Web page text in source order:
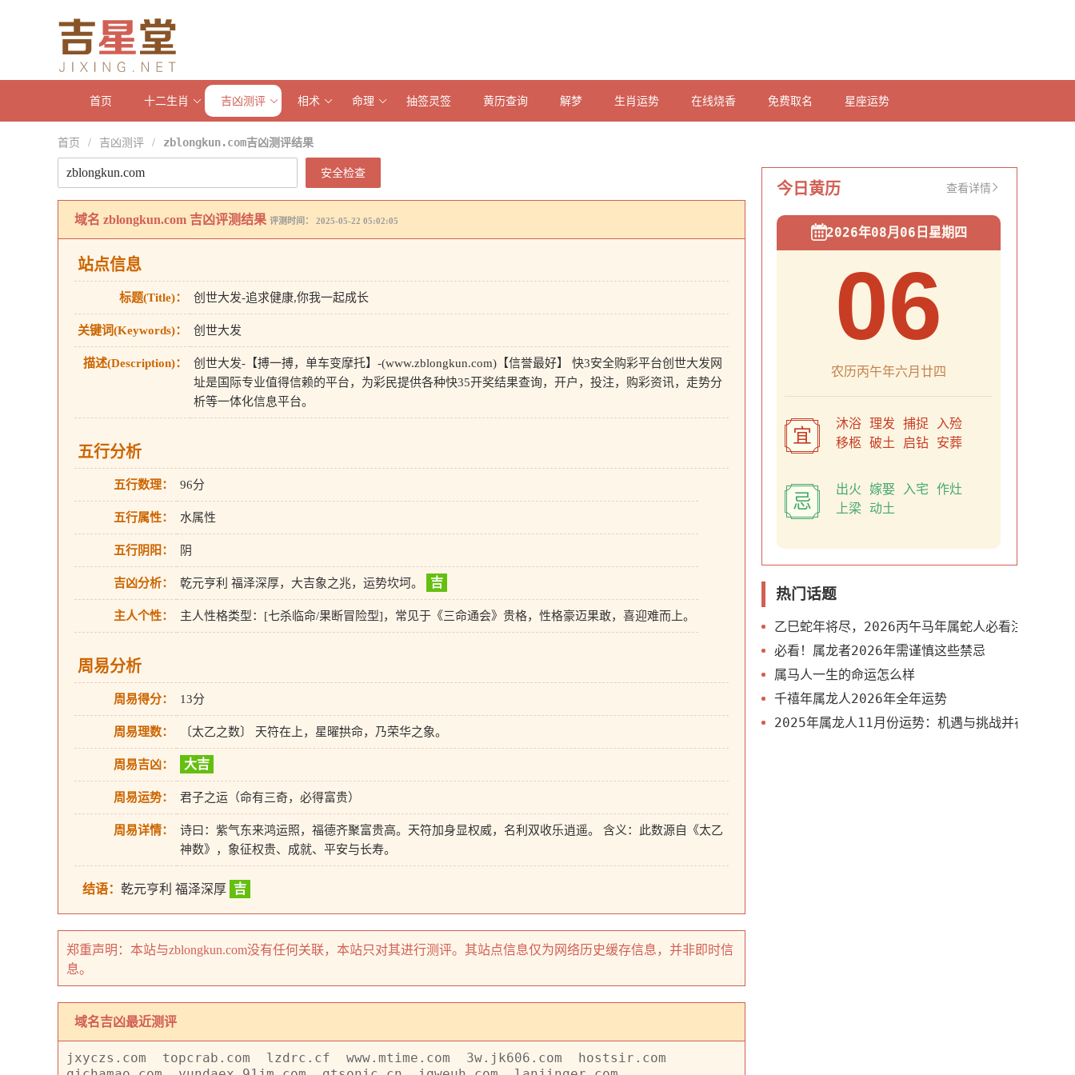
首页 十二生肖 吉凶测评 相术 命理 抽签灵签 黄历查询 解梦 生肖运势 在线烧香 免费取名 星座运势
首页 / 吉凶测评 / zblongkun.com吉凶测评结果
安全检查
域名 zblongkun.com 吉凶评测结果 评测时间： 2025-05-22 05:02:05
站点信息
标题(Title)： 创世大发-追求健康,你我一起成长
关键词(Keywords)： 创世大发
描述(Description)：
创世大发-【搏一搏，单车变摩托】-(www.zblongkun.com)【信誉最好】 快3安全购彩平台创世大发网
址是国际专业值得信赖的平台，为彩民提供各种快35开奖结果查询，开户，投注，购彩资讯，走势分
析等一体化信息平台。
五行分析
五行数理： 96分
五行属性： 水属性
五行阴阳： 阴
吉凶分析： 乾元亨利 福泽深厚，大吉象之兆，运势坎坷。 吉
主人个性： 主人性格类型：[七杀临命/果断冒险型]，常见于《三命通会》贵格，性格豪迈果敢，喜迎难而上。
周易分析
周易得分： 13分
周易理数： 〔太乙之数〕 天符在上，星曜拱命，乃荣华之象。
周易吉凶： 大吉
周易运势： 君子之运（命有三奇，必得富贵）
周易详情：
诗曰：紫气东来鸿运照，福德齐聚富贵高。天符加身显权威，名利双收乐逍遥。 含义：此数源自《太乙
神数》，象征权贵、成就、平安与长寿。
结语： 乾元亨利 福泽深厚 吉
郑重声明：本站与zblongkun.com没有任何关联，本站只对其进行测评。其站点信息仅为网络历史缓存信息，并非即时信
息。
域名吉凶最近测评
jxyczs.com topcrab.com lzdrc.cf www.mtime.com 3w.jk606.com
hostsir.com
今日黄历 查看详情
2026年08月06日星期四
06
农历丙午年六月廿四
宜
沐浴 理发 捕捉 入殓
移柩 破土 启钻 安葬
忌
出火 嫁娶 入宅 作灶
上梁 动土
热门话题
乙巳蛇年将尽，2026丙午马年属蛇人必看注意事项
必看！属龙者2026年需谨慎这些禁忌
属马人一生的命运怎么样
千禧年属龙人2026年全年运势
2025年属龙人11月份运势：机遇与挑战并存